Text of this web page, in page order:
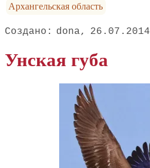
Архангельская область
dona 26.07.2014
Унская губа